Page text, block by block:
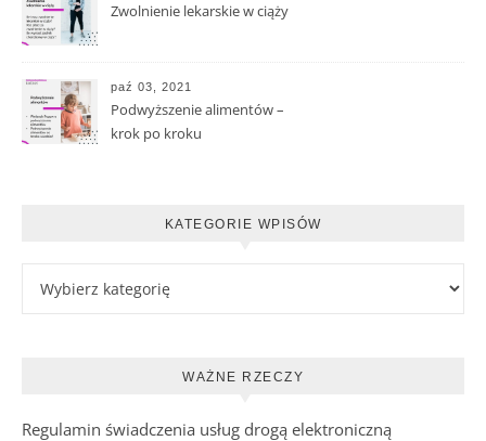
Zwolnienie lekarskie w ciąży
paź 03, 2021
Podwyższenie alimentów –
krok po kroku
KATEGORIE WPISÓW
WAŻNE RZECZY
Regulamin świadczenia usług drogą elektroniczną